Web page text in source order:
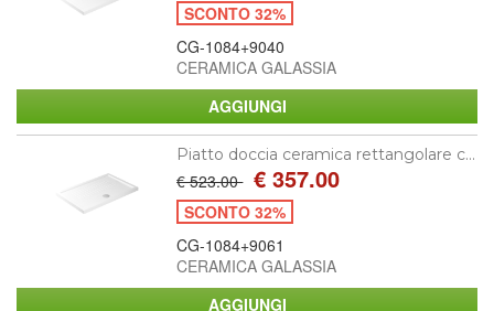
SCONTO 32%
CG-1084+9040
CERAMICA GALASSIA
Piatto doccia ceramica rettangolare c...
€ 523.00 € 357.00
SCONTO 32%
CG-1084+9061
CERAMICA GALASSIA